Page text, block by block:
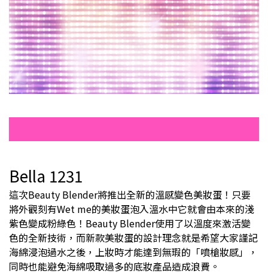
Bella 1231
這次Beauty Blender將推出全新的溫感變色美妝蛋！只要
將外觀刻有Wet me的美妝蛋泡入溫水中它就會由本來的淺
紫色變成粉綠色！Beauty Blender使用了以溫度來激活變
色的全新技術，而新款美妝蛋的設計理念就是希望大家謹記
海綿浸泡過水之後，上妝時才能達到無瑕的「噴槍妝感」，
同時也能避免海綿吸取過多的底妝產品造成浪費。